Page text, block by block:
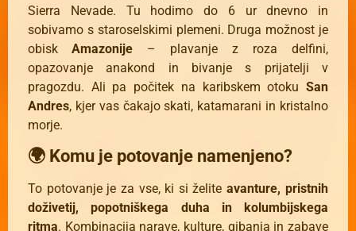
Sierra Nevade. Tu hodimo do 6 ur dnevno in
sobivamo s staroselskimi plemeni. Druga možnost je
obisk Amazonije – plavanje z roza delfini,
opazovanje anakond in bivanje s prijatelji v
pragozdu. Ali pa počitek na karibskem otoku San
Andres, kjer vas čakajo skati, katamarani in kristalno
morje.
🌍 Komu je potovanje namenjeno?
To potovanje je za vse, ki si želite avanture, pristnih
doživetij, popotniškega duha in kolumbijskega
ritma. Kombinacija narave, kulture, gibanja in zabave